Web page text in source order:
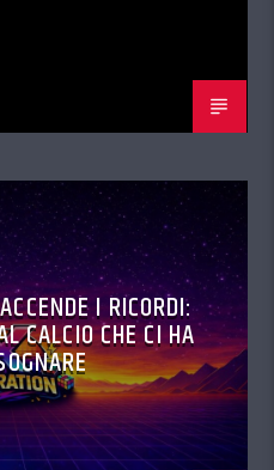
I RICORDI:
CALCIO CHE CI HA